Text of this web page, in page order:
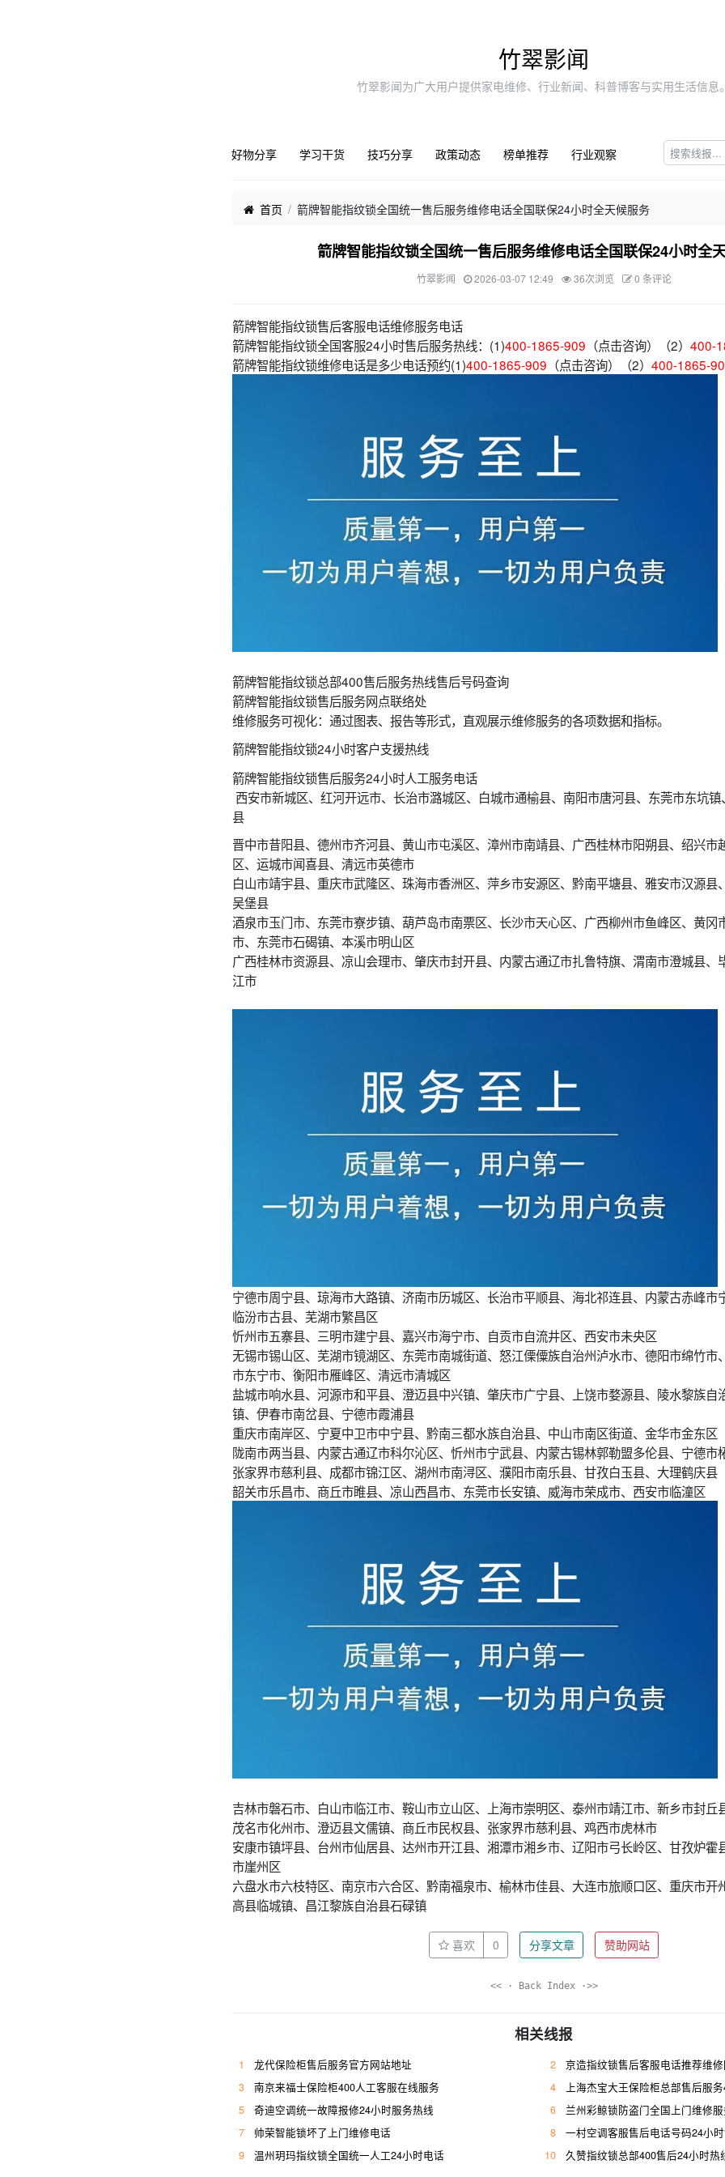
竹翠影闻
竹翠影闻为广大用户提供家电维修、行业新闻、科普博客与实用生活信息。
好物分享 学习干货 技巧分享 政策动态 榜单推荐 行业观察
首页 箭牌智能指纹锁全国统一售后服务维修电话全国联保24小时全天候服务
箭牌智能指纹锁全国统一售后服务维修电话全国联保24小时全
竹翠影闻 2026-03-07 12:49 36次浏览 0 条评论
箭牌智能指纹锁售后客服电话维修服务电话
箭牌智能指纹锁全国客服24小时售后服务热线：(1)400-1865-909 （点击咨询）（2） 400-
箭牌智能指纹锁维修电话是多少电话预约(1)400-1865-909 （点击咨询）（2） 400-1865-
箭牌智能指纹锁总部400售后服务热线售后号码查询
箭牌智能指纹锁售后服务网点联络处
维修服务可视化：通过图表、报告等形式，直观展示维修服务的各项数据和指标。
箭牌智能指纹锁24小时客户支援热线
箭牌智能指纹锁售后服务24小时人工服务电话
西安市新城区、红河开远市、长治市潞城区、白城市通榆县、南阳市唐河县、东莞市东坑
县
晋中市昔阳县、德州市齐河县、黄山市屯溪区、漳州市南靖县、广西桂林市阳朔县、绍兴市
区、运城市闻喜县、清远市英德市
白山市靖宇县、重庆市武隆区、珠海市香洲区、萍乡市安源区、黔南平塘县、雅安市汉源县
吴堡县
酒泉市玉门市、东莞市寮步镇、葫芦岛市南票区、长沙市天心区、广西柳州市鱼峰区、黄冈
市、东莞市石碣镇、本溪市明山区
广西桂林市资源县、凉山会理市、肇庆市封开县、内蒙古通辽市扎鲁特旗、渭南市澄城县、
江市
宁德市周宁县、琼海市大路镇、济南市历城区、长治市平顺县、海北祁连县、内蒙古赤峰市
临汾市古县、芜湖市繁昌区
忻州市五寨县、三明市建宁县、嘉兴市海宁市、自贡市自流井区、西安市未央区
无锡市锡山区、芜湖市镜湖区、东莞市南城街道、怒江傈僳族自治州泸水市、德阳市绵竹市
市东宁市、衡阳市雁峰区、清远市清城区
盐城市响水县、河源市和平县、澄迈县中兴镇、肇庆市广宁县、上饶市婺源县、陵水黎族自
镇、伊春市南岔县、宁德市霞浦县
重庆市南岸区、宁夏中卫市中宁县、黔南三都水族自治县、中山市南区街道、金华市金东区
陇南市两当县、内蒙古通辽市科尔沁区、忻州市宁武县、内蒙古锡林郭勒盟多伦县、宁德市
张家界市慈利县、成都市锦江区、湖州市南浔区、濮阳市南乐县、甘孜白玉县、大理鹤庆县
韶关市乐昌市、商丘市睢县、凉山西昌市、东莞市长安镇、威海市荣成市、西安市临潼区
吉林市磐石市、白山市临江市、鞍山市立山区、上海市崇明区、泰州市靖江市、新乡市封丘
茂名市化州市、澄迈县文儒镇、商丘市民权县、张家界市慈利县、鸡西市虎林市
安康市镇坪县、台州市仙居县、达州市开江县、湘潭市湘乡市、辽阳市弓长岭区、甘孜炉霍
市崖州区
六盘水市六枝特区、南京市六合区、黔南福泉市、榆林市佳县、大连市旅顺口区、重庆市开
高县临城镇、昌江黎族自治县石碌镇
喜欢 0 分享文章 赞助网站
<< · Back Index ·>>
相关线报
1 龙代保险柜售后服务官方网站地址 2
京造指纹锁售后客服电话推荐维
3
南京来福士保险柜400人工客服在线服务 4
上海杰宝大王保险柜总部售后服务400人工
5
奇迪空调统一故障报修24小时服务热线 6
兰州彩鲸锁防盗门全国上门维修
7
帅荣智能锁坏了上门维修电话 8
一村空调客服售后电话号码24小
9
温州玥玛指纹锁全国统一人工24小时电话 10 久赞指纹锁总部400售后24小时热